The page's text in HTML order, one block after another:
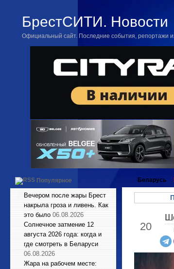
БрестСИТИ. Новости
Официальный сайт. Последние события, репортажи
Популярное
Вечером после жары Брест
накрыла гроза и ливень. Как
это было 06.08.2026
Солнечное затмение 12
августа 2026 года: когда и
где смотреть в Беларуси
06.08.2026
Жара на рабочем месте:
Беларусь
20